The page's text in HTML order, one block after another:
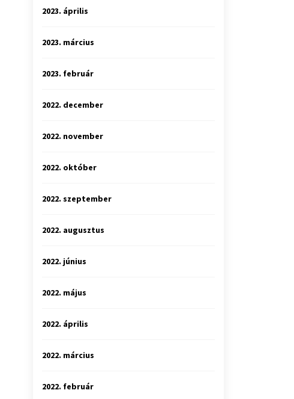
2023. április
2023. március
2023. február
2022. december
2022. november
2022. október
2022. szeptember
2022. augusztus
2022. június
2022. május
2022. április
2022. március
2022. február